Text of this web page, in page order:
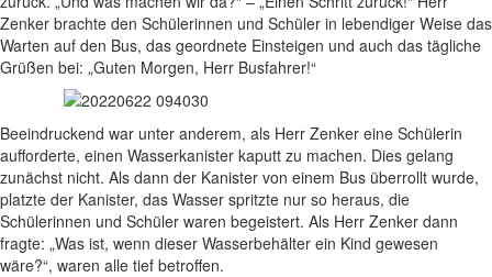
Zenker brachte den Schülerinnen und Schüler in lebendiger Weise das
Warten auf den Bus, das geordnete Einsteigen und auch das tägliche
Grüßen bei: „Guten Morgen, Herr Busfahrer!“
Beeindruckend war unter anderem, als Herr Zenker eine Schülerin
aufforderte, einen Wasserkanister kaputt zu machen. Dies gelang
zunächst nicht. Als dann der Kanister von einem Bus überrollt wurde,
platzte der Kanister, das Wasser spritzte nur so heraus, die
Schülerinnen und Schüler waren begeistert. Als Herr Zenker dann
fragte: „Was ist, wenn dieser Wasserbehälter ein Kind gewesen
wäre?“, waren alle tief betroffen.